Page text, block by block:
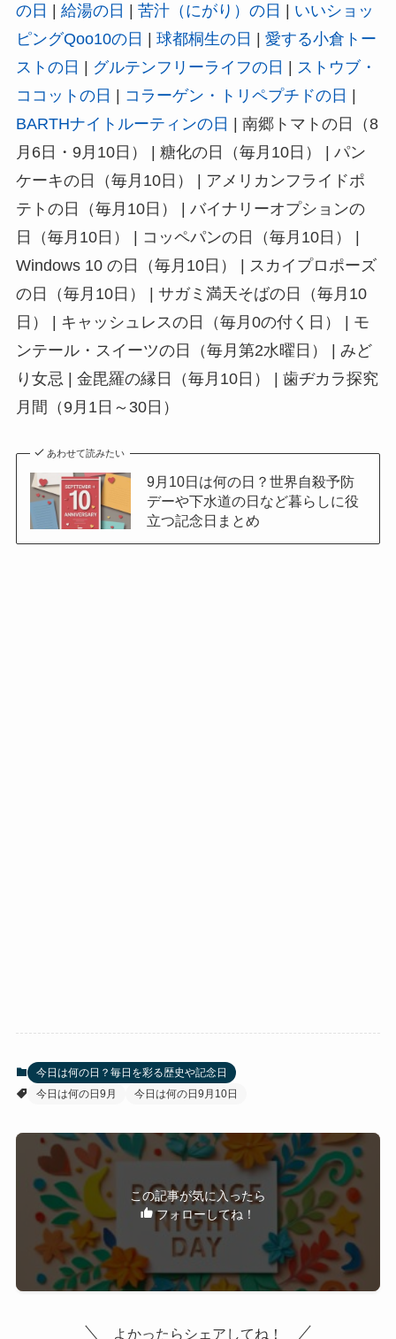
の日 | 給湯の日 | 苦汁（にがり）の日 | いいショッ
ピングQoo10の日 | 球都桐生の日 | 愛する小倉トー
ストの日 | グルテンフリーライフの日 | ストウブ・
ココットの日 | コラーゲン・トリペプチドの日 |
BARTHナイトルーティンの日 | 南郷トマトの日（8
月6日・9月10日） | 糖化の日（毎月10日） | パン
ケーキの日（毎月10日） | アメリカンフライドポ
テトの日（毎月10日） | バイナリーオプションの
日（毎月10日） | コッペパンの日（毎月10日） |
Windows 10 の日（毎月10日） | スカイプロポーズ
の日（毎月10日） | サガミ満天そばの日（毎月10
日） | キャッシュレスの日（毎月0の付く日） | モ
ンテール・スイーツの日（毎月第2水曜日） | みど
り女忌 | 金毘羅の縁日（毎月10日） | 歯ヂカラ探究
月間（9月1日～30日）
あわせて読みたい
9月10日は何の日？世界自殺予防
デーや下水道の日など暮らしに役
立つ記念日まとめ
今日は何の日？毎日を彩る歴史や記念日
今日は何の日9月
今日は何の日9月10日
この記事が気に入ったら
フォローしてね！
よかったらシェアしてね！